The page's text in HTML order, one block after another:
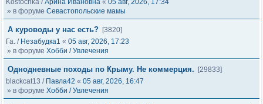
Kostochka /Арина Ивановна « 05 авг, 2026, 17:34
» в форуме Севастопольские мамы
А куроводы у нас есть? [3820]
Га. / Незабудка1 « 05 авг, 2026, 17:23
» в форуме Хобби / Увлечения
Однодневные походы по Крыму. Не коммерция.
[29833]
blackcat13 / Павла42 « 05 авг, 2026, 16:47
» в форуме Хобби / Увлечения